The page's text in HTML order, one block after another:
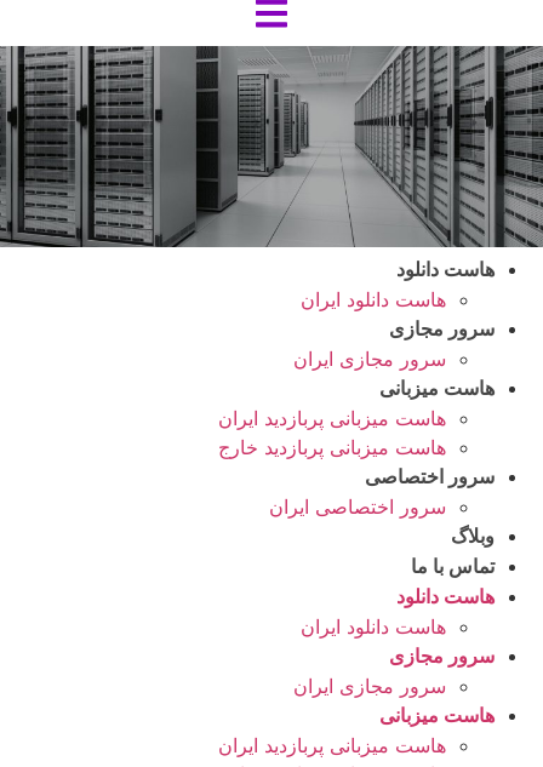
هاست دانلود
هاست دانلود ایران
سرور مجازی
سرور مجازی ایران
هاست میزبانی
هاست میزبانی پربازدید ایران
هاست میزبانی پربازدید خارج
سرور اختصاصی
سرور اختصاصی ایران
وبلاگ
تماس با ما
هاست دانلود
هاست دانلود ایران
سرور مجازی
سرور مجازی ایران
هاست میزبانی
هاست میزبانی پربازدید ایران